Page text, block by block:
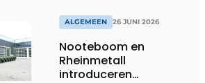
ALGEMEEN 26 JUNI 2026
Nooteboom en
Rheinmetall
introduceren